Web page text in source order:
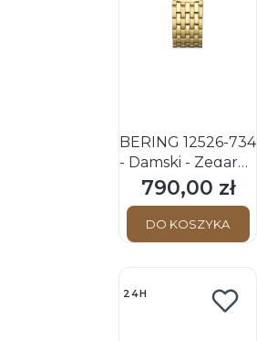
BERING 12526-734
- Damski - Zegarek
na bransolecie
Cena
790,00 zł
DO KOSZYKA
24H